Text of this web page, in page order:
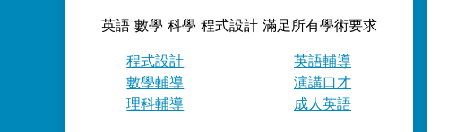
英語 數學 科學 程式設計 滿足所有學術要求
程式設計
數學輔導
理科輔導
英語輔導
演講口才
成人英語